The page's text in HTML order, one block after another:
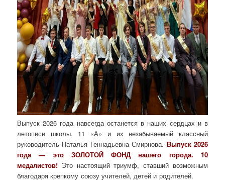
Выпуск 2026 года навсегда останется в наших сердцах и в
летописи школы. 11 «А» и их незабываемый классный
руководитель Наталья Геннадьевна Смирнова. Выпуск 2026
года — это ЗОЛОТОЙ ФОНД нашего города. 10
медалистов! Это настоящий триумф, ставший возможным
благодаря крепкому союзу учителей, детей и родителей.